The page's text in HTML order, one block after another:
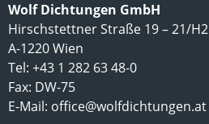
Wolf Dichtungen GmbH
Hirschstettner Straße 19 – 21/H2
A-1220 Wien
Tel: +43 1 282 63 48-0
Fax: DW-75
E-Mail: office@wolfdichtungen.at